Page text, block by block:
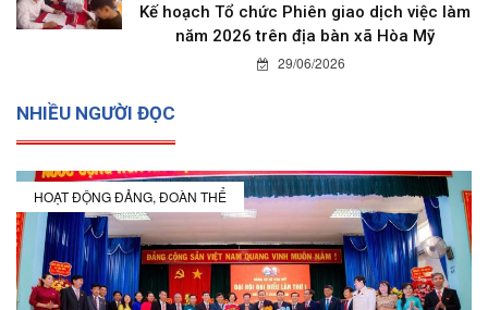
Kế hoạch Tổ chức Phiên giao dịch việc làm
năm 2026 trên địa bàn xã Hòa Mỹ
29/06/2026
NHIỀU NGƯỜI ĐỌC
HOẠT ĐỘNG ĐẢNG, ĐOÀN THỂ